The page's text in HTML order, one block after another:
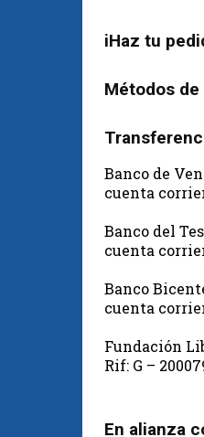
iHaz tu
Métodos de
Banco de
cuenta
Banco del
cuenta
Banco
cuenta
Fundación
Rif: G –
En alianza